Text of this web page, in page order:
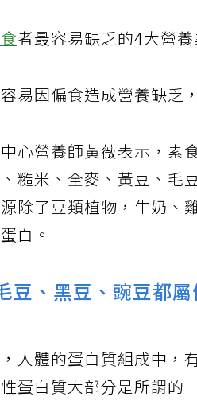
者最容易缺乏的4大營
易因偏食造成營養缺乏
心營養師黃薇表示，素
糙米、全麥、黃豆、毛
除了豆類植物，牛奶、
白。
豆、黑豆、豌豆都
人體的蛋白質組成中，
蛋白質大部分是所謂的